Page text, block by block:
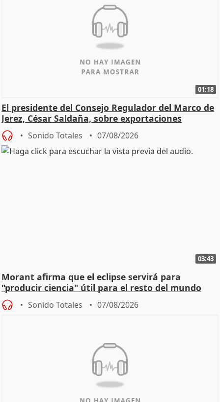
01:18
El presidente del Consejo Regulador del Marco de
Jerez, César Saldaña, sobre exportaciones
Sonido Totales 07/08/2026
03:43
Morant afirma que el eclipse servirá para
"producir ciencia" útil para el resto del mundo
Sonido Totales 07/08/2026